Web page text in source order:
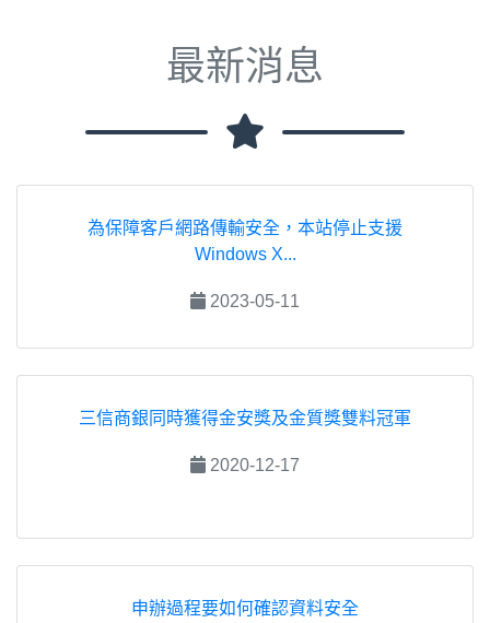
最新消息
為保障客戶網路傳輸安全，本站停止支援
Windows X...
2023-05-11
三信商銀同時獲得金安獎及金質獎雙料冠軍
2020-12-17
申辦過程要如何確認資料安全